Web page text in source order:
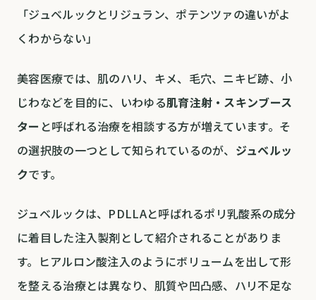
「ジュベルックとリジュラン、ポテンツァの違いがよ
くわからない」
美容医療では、肌のハリ、キメ、毛穴、ニキビ跡、小
じわなどを目的に、いわゆる肌育注射・スキンブース
ター と呼ばれる治療を相談する方が増えています。そ
の選択肢の一つとして知られているのが、 ジュベルッ
クです。
ジュベルックは、PDLLAと呼ばれるポリ乳酸系の成分
に着目した注入製剤として紹介されることがありま
す。ヒアルロン酸注入のようにボリュームを出して形
を整える治療とは異なり、肌質や凹凸感、ハリ不足な